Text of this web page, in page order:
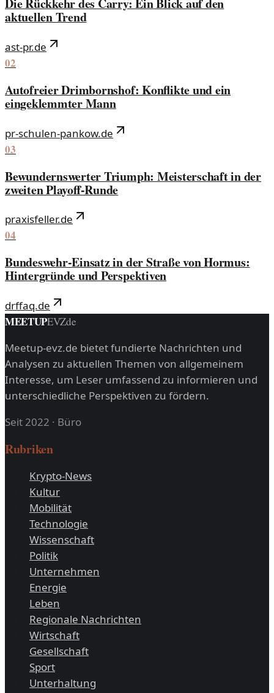
aktuellen Trend
ast-pr.de
02
Autofreier Drimbornshof: Konflikte und ein
eingeklemmter Mann
pr-schulen-pankow.de
03
Bewundernswerter Triumph: Meisterschaft in der
zweiten Playoff-Runde
praxisfeller.de
04
Bundeswehr-Einsatz in der Straße von Hormus:
Hintergründe und Perspektiven
drffaq.de
MEETUPEVZde
Meetup-evz.de bietet fundierte Nachrichten und
Analysen zu aktuellen Themen von allgemeinem
Interesse, um Leser umfassend zu informieren und
unterschiedliche Perspektiven zu fördern.
Seit 2022 · Büro
Rubriken
Krypto-News
Kultur
Mobilität
Technologie
Wissenschaft
Politik
Unternehmen
Energie
Leben
Regionale Nachrichten
Wirtschaft
Gesellschaft
Sport
Unterhaltung